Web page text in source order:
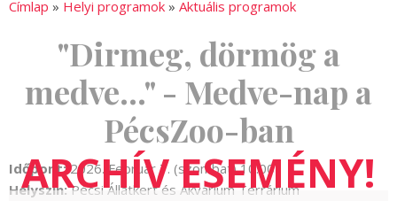
Címlap » Helyi programok » Aktuális programok
"Dirmeg, dörmög a
medve..." - Medve-nap a
PécsZoo-ban
Időpont:2026. Február 7. (szombat) 10:00
Helyszín:Pécsi Állatkert és Akvárium Terrárium